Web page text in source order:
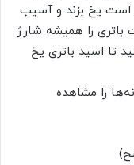
یخ بزند و آسیب
را همیشه شارژ
تا اسید باتری یخ
را مشاهده